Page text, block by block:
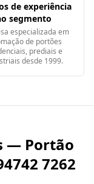
de experiência
segmento
especializada em
de portões
prediais e
desde 1999.
— Portão
7262